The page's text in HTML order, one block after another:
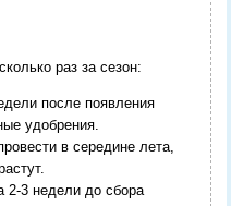
раз за сезон:
после появления
удобрения.
в середине лета,
2-3 недели до сбора